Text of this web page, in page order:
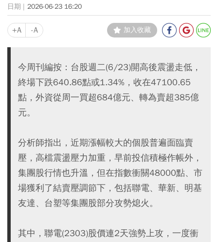
2026-06-23 16:20
+A -A 加入收藏
今周刊編按：台股週二(6/23)開高後震盪走低，
終場下跌640.86點或1.34%，收在47100.65
點，外資從周一買超684億元、轉為賣超385億
元。
分析師指出，近期漲幅較大的個股普遍面臨賣
壓，高檔震盪壓力加重，早前投信積極作帳外，
集團股行情也升溫，但在指數衝關48000點、市
場獲利了結賣壓調節下，包括聯電、華新、明基
友達、台塑等集團股部分攻勢熄火。
其中，聯電(2303)股價連2天強勢上攻，一度衝